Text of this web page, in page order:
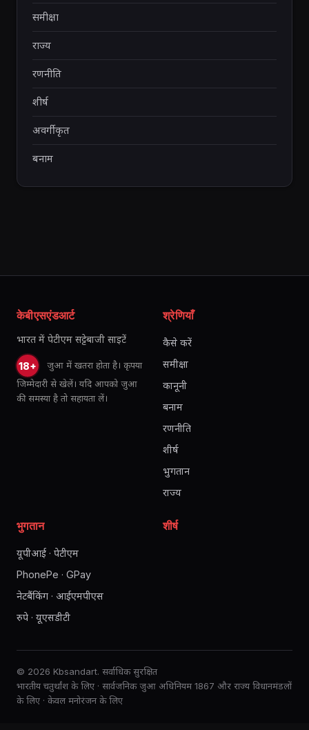
समीक्षा
राज्य
रणनीति
शीर्ष
अवर्गीकृत
बनाम
केबीएसएंडआर्ट
भारत में पेटीएम सट्टेबाजी साइटें
18+
जुआ में खतरा होता है। कृपया
जिम्मेदारी से खेलें। यदि आपको जुआ
की समस्या है तो सहायता लें।
श्रेणियाँ
कैसे करें
समीक्षा
कानूनी
बनाम
रणनीति
शीर्ष
भुगतान
राज्य
भुगतान
यूपीआई · पेटीएम
PhonePe · GPay
नेटबैंकिंग · आईएमपीएस
रुपे · यूएसडीटी
शीर्ष
© 2026 Kbsandart. सर्वाधिक सुरक्षित
भारतीय चतुर्थांश के लिए · सार्वजनिक जुआ अधिनियम 1867 और राज्य विधानमंडलों
के लिए · केवल मनोरंजन के लिए